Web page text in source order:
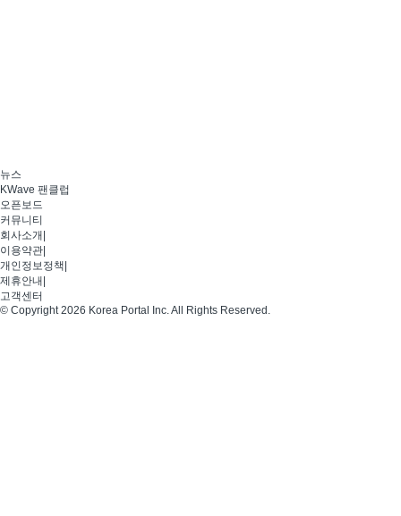
뉴스
KWave 팬클럽
오픈보드
커뮤니티
회사소개
이용약관
개인정보정책
제휴안내
고객센터
© Copyright 2026 Korea Portal Inc. All Rights Reserved.